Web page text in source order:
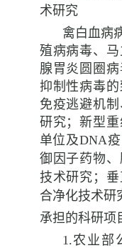
术研究
禽白血病
殖病病毒、
腺胃炎圆圈
抑制性病毒的
免疫逃避机
研究；新型
单位及DNA
御因子药物
技术研究；
合净化技术研
承担的科研项
1.农业部